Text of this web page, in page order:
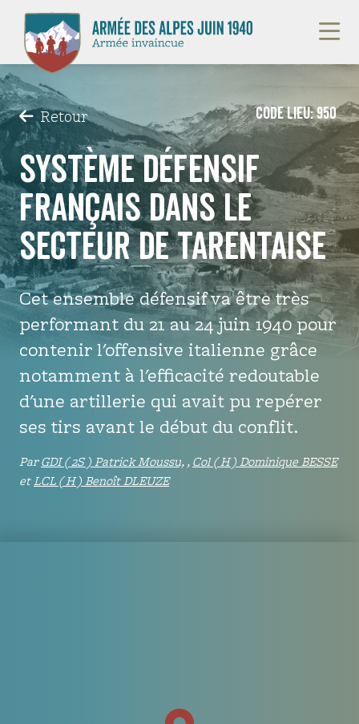
Alpes-Maritimes
Avant Pays Savoyard
Basse vallée de l'Isère ( Drôme )
Haut-Rhône
Langue :
Introduction
Sites de mémoire
Actualités
Contact
Retour Code lieu: 950
Système défensif
français dans le
secteur de Tarentaise
Cet ensemble défensif va être très
performant du 21 au 24 juin 1940 pour
contenir l'offensive italienne grâce
notamment à l'efficacité redoutable
d'une artillerie qui avait pu repérer
ses tirs avant le début du conflit.
ParGDI ( 2S ) Patrick Moussu,,Col ( H ) Dominique BESSE
etLCL ( H ) Benoît DLEUZE